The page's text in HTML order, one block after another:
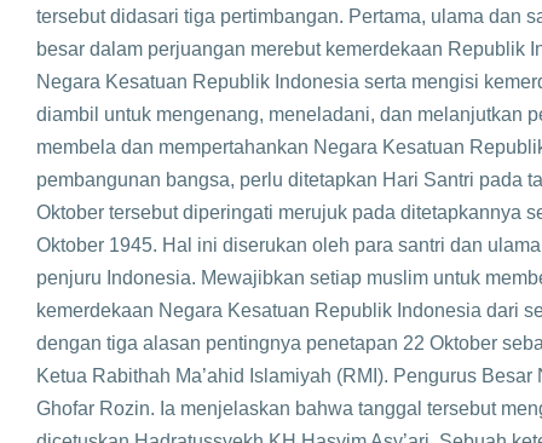
tersebut didasari tiga pertimbangan. Pertama, ulama dan
besar dalam perjuangan merebut kemerdekaan Republik
Negara Kesatuan Republik Indonesia serta mengisi
diambil untuk mengenang, meneladani, dan melanjutkan
membela dan mempertahankan Negara Kesatuan
pembangunan bangsa, perlu ditetapkan Hari Santri pada
Oktober tersebut diperingati merujuk pada ditetapkannya
Oktober 1945. Hal ini diserukan oleh para santri dan
penjuru Indonesia. Mewajibkan setiap muslim untuk
kemerdekaan Negara Kesatuan Republik Indonesia dari
dengan tiga alasan pentingnya penetapan 22 Oktober
Ketua Rabithah Ma’ahid Islamiyah (RMI). Pengurus
Ghofar Rozin. Ia menjelaskan bahwa tanggal tersebut